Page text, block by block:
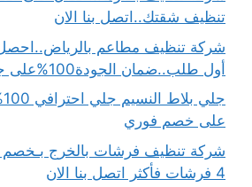
تنظيف شقتك..اتصل بنا الان
أول طلب..ضمان الجودة100%على جميع الخدمات
على خصم فوري
4 فرشات فأكثر اتصل بنا الان